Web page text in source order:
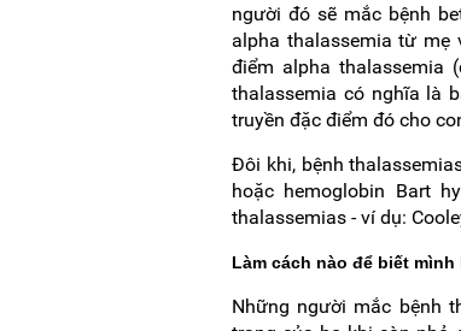
người đó sẽ mắc bệnh
alpha thalassemia từ
điểm alpha thalassemia
thalassemia có nghĩa là
truyền đặc điểm đó cho
Đôi khi, bệnh
hoặc hemoglobin Bart
thalassemias - ví dụ:
Làm cách nào để biết
Những người mắc bệnh